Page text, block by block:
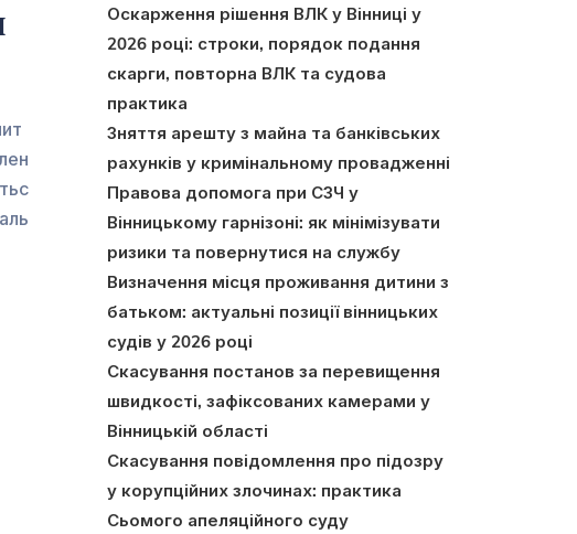
Оскарження рішення ВЛК у Вінниці у
2026 році: строки, порядок подання
скарги, повторна ВЛК та судова
практика
Зняття арешту з майна та банківських
рахунків у кримінальному провадженні
Правова допомога при СЗЧ у
Вінницькому гарнізоні: як мінімізувати
ризики та повернутися на службу
Визначення місця проживання дитини з
батьком: актуальні позиції вінницьких
судів у 2026 році
Скасування постанов за перевищення
швидкості, зафіксованих камерами у
Вінницькій області
Скасування повідомлення про підозру
у корупційних злочинах: практика
Сьомого апеляційного суду